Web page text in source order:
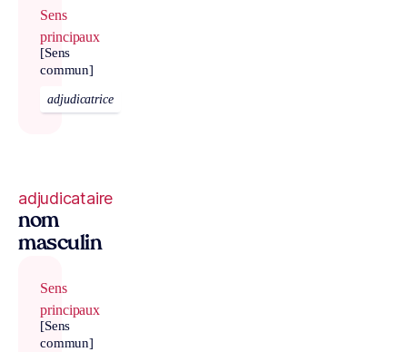
Sens
principaux
[Sens
commun]
adjudicatrice
adjudicataire
nom
masculin
Sens
principaux
[Sens
commun]